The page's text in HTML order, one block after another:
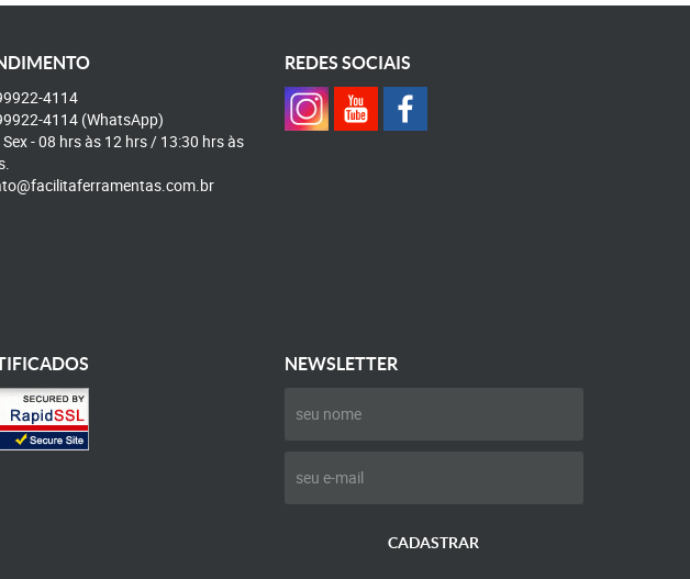
4114
4114 (WhatsApp)
Sex - 08 hrs às 12 hrs / 13:30 hrs às
REDES SOCIAIS
NEWSLETTER
CADASTRAR